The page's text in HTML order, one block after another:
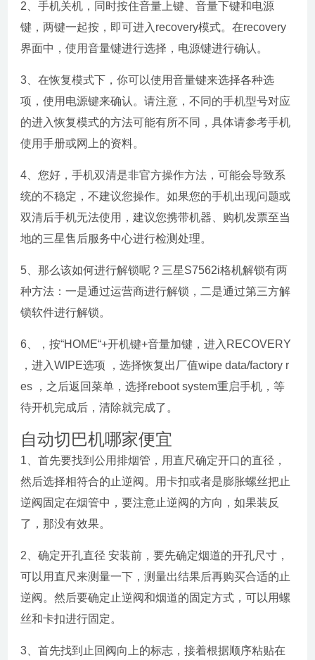
2、手机关机，同时按住音量上键、音量下键和电源
键，两键一起按，即可进入recovery模式。在recovery
界面中，使用音量键进行选择，电源键进行确认。
3、在恢复模式下，你可以使用音量键来选择各种选
项，使用电源键来确认。请注意，不同的手机型号对应
的进入恢复模式的方法可能有所不同，具体请参考手机
使用手册或网上的资料。
4、您好，手机双清是非官方操作方法，可能会导致系
统的不稳定，不建议您操作。如果您的手机出现问题或
双清后手机无法使用，建议您携带机器、购机发票至当
地的三星售后服务中心进行检测处理。
5、那么该如何进行解锁呢？三星S7562i格机解锁有两
种方法：一是通过运营商进行解锁，二是通过第三方解
锁软件进行解锁。
6、，按“HOME“+开机键+音量加键，进入RECOVERY
，进入WIPE选项 ，选择恢复出厂值wipe data/factory r
es ，之后返回菜单，选择reboot system重启手机，等
待开机完成后，清除就完成了。
自动切巴机哪家便宜
1、首先要找到公用排烟管，用直尺确定开口的直径，
然后选择相符合的止逆阀。用卡扣或者是膨胀螺丝把止
逆阀固定在烟管中，要注意止逆阀的方向，如果装反
了，那没有效果。
2、确定开孔直径 安装前，要先确定烟道的开孔尺寸，
可以用直尺来测量一下，测量出结果后再购买合适的止
逆阀。然后要确定止逆阀和烟道的固定方式，可以用螺
丝和卡扣进行固定。
3、首先找到止回阀向上的标志，接着根据顺序粘贴在